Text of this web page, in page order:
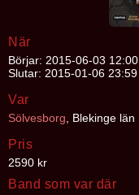
När
Börjar: 2015-06-03 12:00
Slutar: 2015-01-06 23:59
Var
Sölvesborg , Blekinge län
Pris
2590 kr
Band som var där